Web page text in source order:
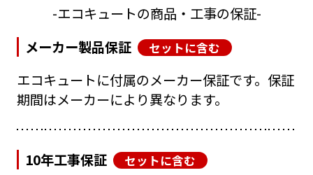
エコキュートの商品・工事の保証
メーカー製品保証
セットに含む
エコキュートに付属のメーカー保証です。保証
期間はメーカーにより異なります。
10年工事保証 セットに含む